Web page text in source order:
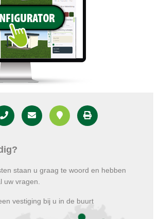
staan u graag te woord en hebben
uw vragen.
vestiging bij u in de buurt